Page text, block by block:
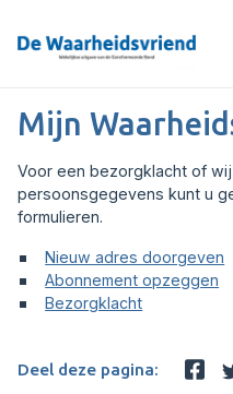
Mijn
Voor een bezorgklacht of
persoonsgegevens kunt u
formulieren.
Nieuw adres doorgeven
Abonnement opzeggen
Bezorgklacht
Deel deze pagina: